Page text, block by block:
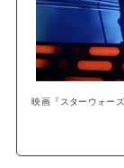
映画『スターウォー